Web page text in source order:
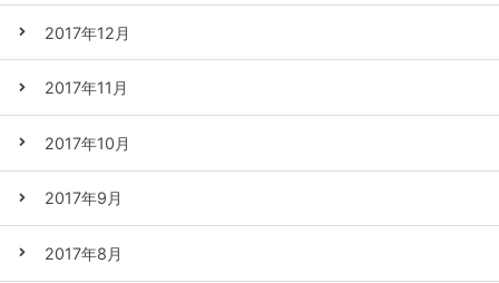
2017年12月
2017年11月
2017年10月
2017年9月
2017年8月